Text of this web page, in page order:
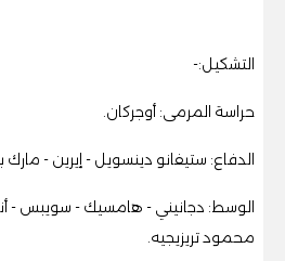
التشكيل:-
حراسة المرمى: أوجركان.
الدفاع: ستيفانو دينسويل - إيرين - مارك
الوسط: دجانيني - هامسيك - سويبس -
محمود تريزيجيه.